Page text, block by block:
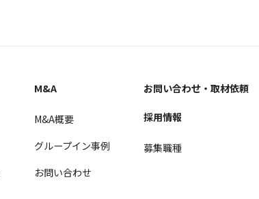
M&A
M&A概要
グループイン事例
お問い合わせ
お問い合わせ・取材依頼
採用情報
募集職種